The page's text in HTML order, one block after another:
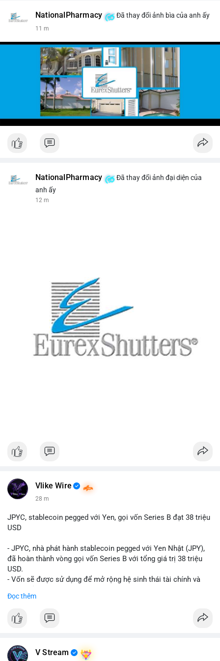
NationalPharmacy Đã thay đổi ảnh bìa của anh ấy
11 m
NationalPharmacy
Đã thay đổi ảnh đại diện của
anh ấy
12 m
Vlike Wire
28 m
JPYC, stablecoin pegged với Yen, gọi vốn Series B đạt 38 triệu
USD
- JPYC, nhà phát hành stablecoin pegged với Yen Nhật (JPY),
đã hoàn thành vòng gọi vốn Series B với tổng giá trị 38 triệu
USD.
- Vốn sẽ được sử dụng để mở rộng hệ sinh thái tài chính và
- Mục tiêu là tăng tốc độ przyjęcie của token yen-pegged JPYC
- Đây là bước tiến quan trọng trong việc phát triển stablecoin
Đọc thêm
V Stream